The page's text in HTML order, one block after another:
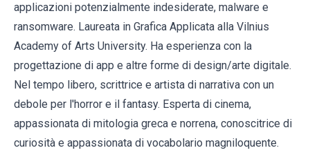
applicazioni potenzialmente indesiderate, malware e
ransomware. Laureata in Grafica Applicata alla Vilnius
Academy of Arts University. Ha esperienza con la
progettazione di app e altre forme di design/arte digitale.
Nel tempo libero, scrittrice e artista di narrativa con un
debole per l'horror e il fantasy. Esperta di cinema,
appassionata di mitologia greca e norrena, conoscitrice di
curiosità e appassionata di vocabolario magniloquente.